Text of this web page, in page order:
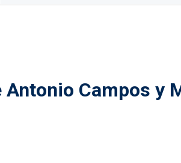
Campos y